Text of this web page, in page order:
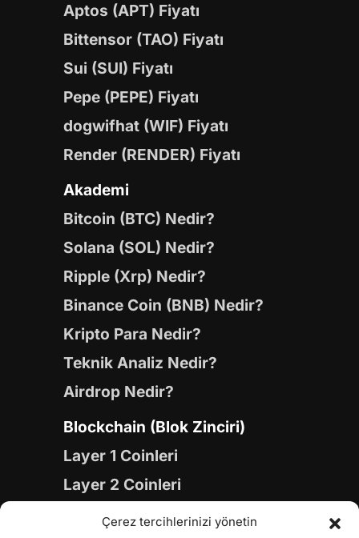
Çerez tercihlerinizi yönetin
Aptos (APT) Fiyatı
Bittensor (TAO) Fiyatı
Sui (SUI) Fiyatı
Pepe (PEPE) Fiyatı
dogwifhat (WIF) Fiyatı
Render (RENDER) Fiyatı
Akademi
Bitcoin (BTC) Nedir?
Solana (SOL) Nedir?
Ripple (Xrp) Nedir?
Binance Coin (BNB) Nedir?
Kripto Para Nedir?
Teknik Analiz Nedir?
Airdrop Nedir?
Blockchain (Blok Zinciri)
Layer 1 Coinleri
Layer 2 Coinleri
Yapay Zeka (AI) Coinleri